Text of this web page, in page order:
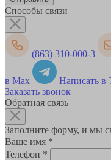
Способы связи
(863) 310-000-3
в Max
Написать в
Заказать звонок
Обратная связь
Заполните форму, и мы
Ваше имя *
Телефон *